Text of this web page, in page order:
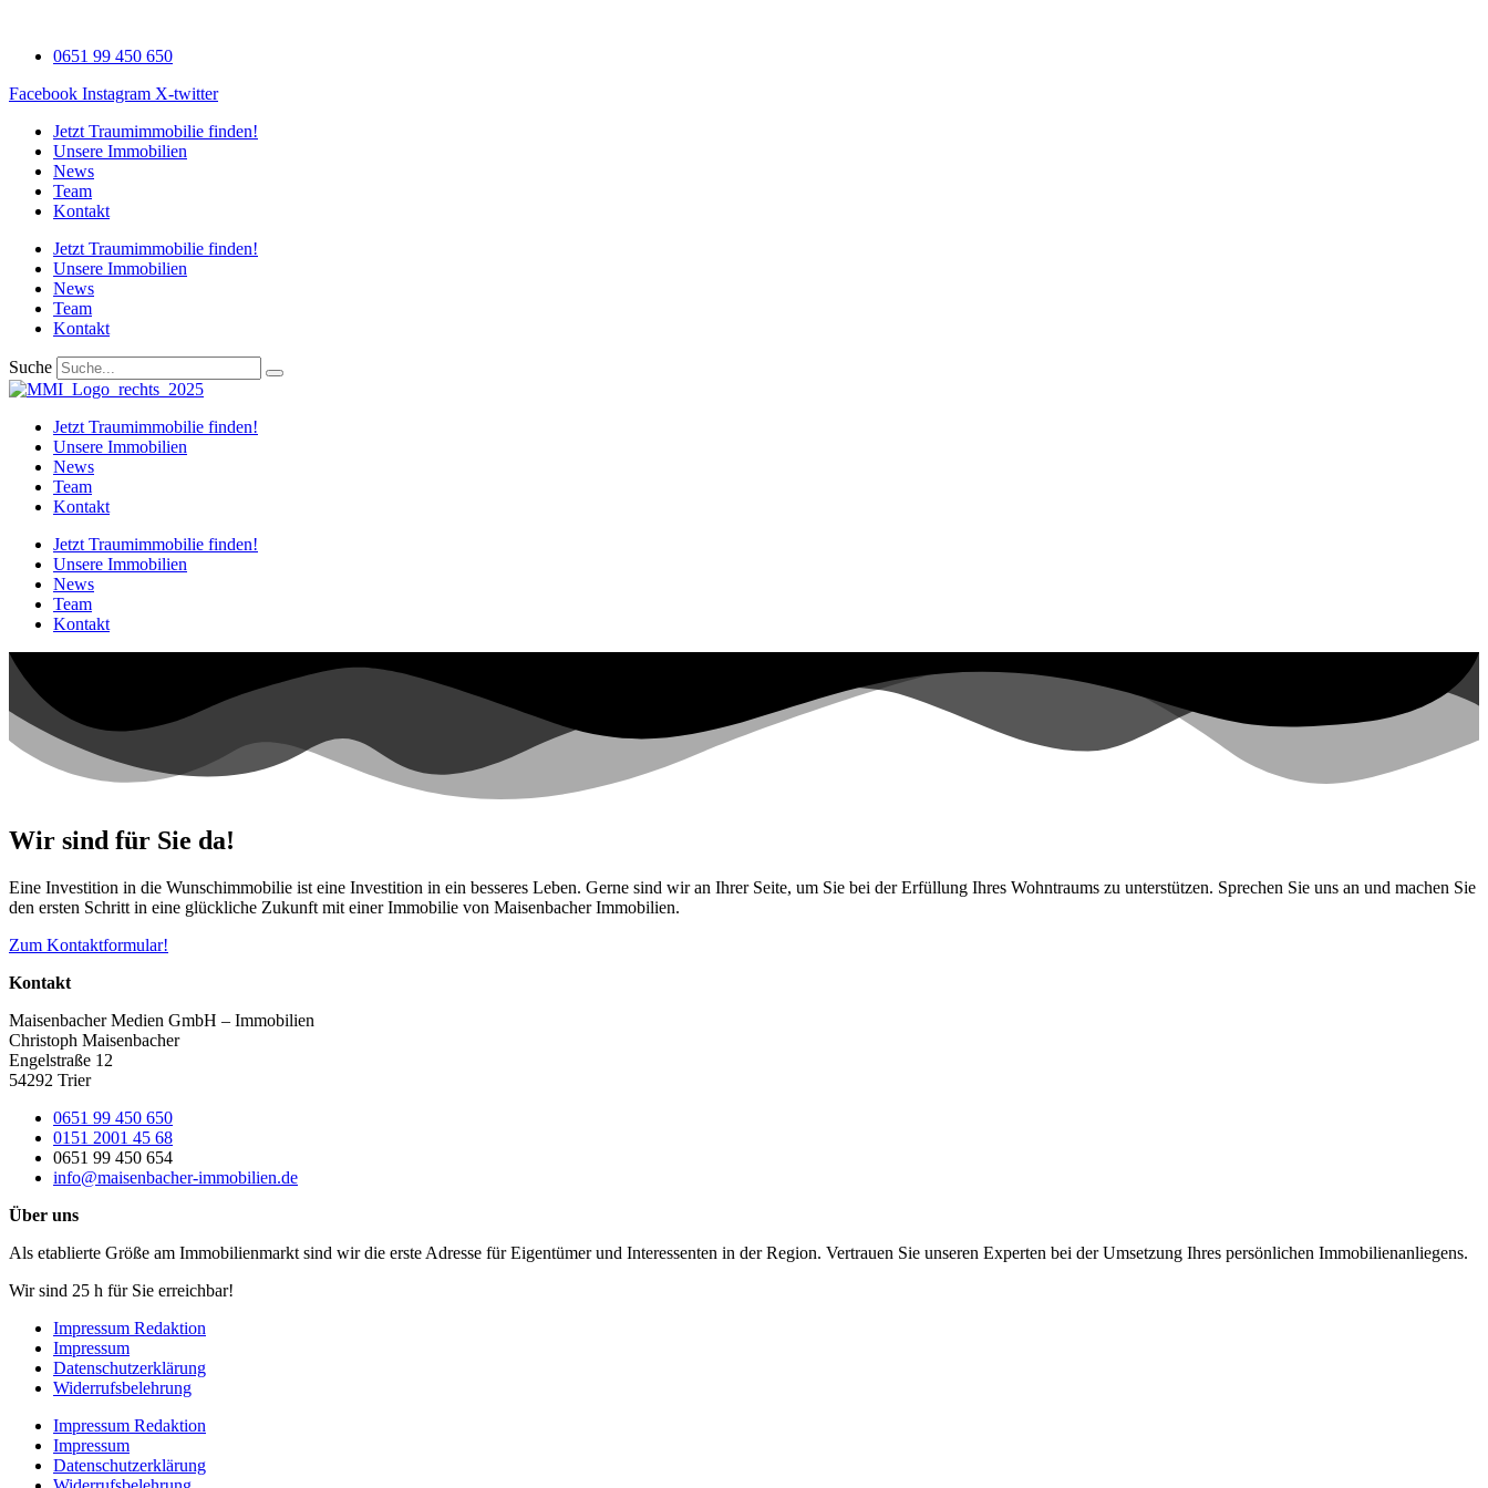
wechseln0651 99 450 650
Facebook Instagram X-twitter
Jetzt Traumimmobilie finden!​
Unsere Immobilien
News
Team
Kontakt
Jetzt Traumimmobilie finden!​
Unsere Immobilien
News
Team
Kontakt
Suche
Jetzt Traumimmobilie finden!​
Unsere Immobilien
News
Team
Kontakt
Jetzt Traumimmobilie finden!​
Unsere Immobilien
News
Team
Kontakt
Wir sind für Sie da!
Eine Investition in die Wunschimmobilie ist eine Investition in ein besseres Leben. Gerne sind wir an Ihrer Seite, um Sie bei der Erfüllung Ihres Wohntraums zu unterstützen. Sprechen Sie uns an und machen Sie
den ersten Schritt in eine glückliche Zukunft mit einer Immobilie von Maisenbacher Immobilien.
Zum Kontaktformular!
Kontakt
Maisenbacher Medien GmbH – Immobilien
Christoph Maisenbacher
Engelstraße 12
54292 Trier
0651 99 450 650
0151 2001 45 68
0651 99 450 654
info@maisenbacher-immobilien.de
Über uns
Als etablierte Größe am Immobilienmarkt sind wir die erste Adresse für Eigentümer und Interessenten in der Region. Vertrauen Sie unseren Experten bei der Umsetzung Ihres persönlichen Immobilienanliegens.
Wir sind 25 h für Sie erreichbar!
Impressum Redaktion
Impressum
Datenschutzerklärung
Widerrufsbelehrung
Impressum Redaktion
Impressum
Datenschutzerklärung